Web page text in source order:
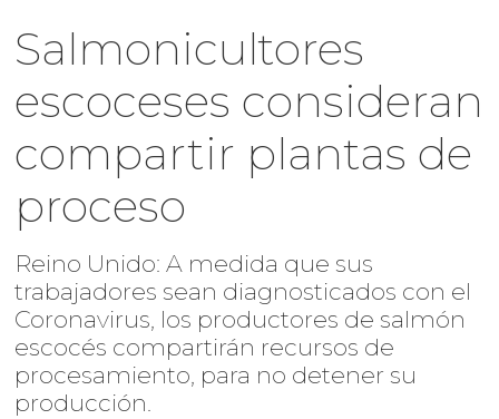
Salmonicultores
escoceses consideran
compartir plantas de
proceso
Reino Unido: A medida que sus
trabajadores sean diagnosticados con el
Coronavirus, los productores de salmón
escocés compartirán recursos de
procesamiento, para no detener su
producción.